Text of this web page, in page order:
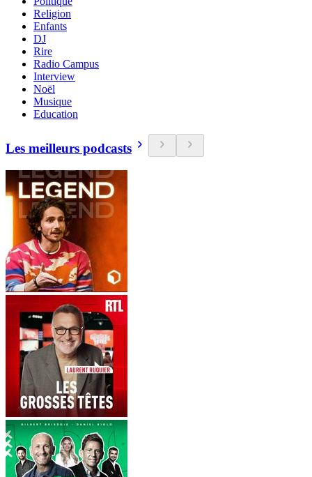
Religion
Enfants
DJ
Rire
Radio Campus
Interview
Noël
Musique
Education
Les meilleurs podcasts